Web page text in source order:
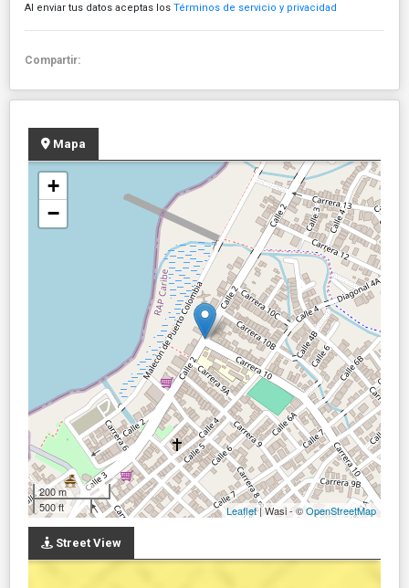
Al enviar tus datos aceptas los Términos de servicio y privacidad
Compartir:
Mapa
+
−
200 m
500 ft
Leaflet| Wasi - ©OpenStreetMap
Street View